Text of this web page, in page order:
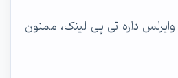
داره تی پی لینک، ممنون